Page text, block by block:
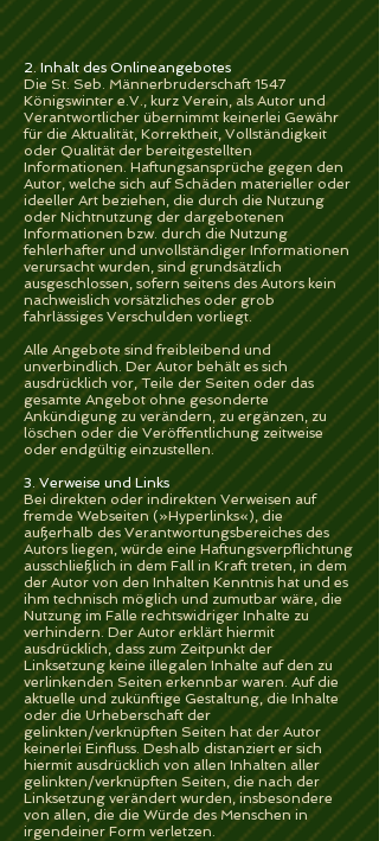
2. Inhalt des Onlineangebotes
Die St. Seb. Männerbruderschaft 1547
Königswinter e.V., kurz Verein, als Autor und
Verantwortlicher übernimmt keinerlei Gewähr
für die Aktualität, Korrektheit, Vollständigkeit
oder Qualität der bereitgestellten
Informationen. Haftungsansprüche gegen den
Autor, welche sich auf Schäden materieller oder
ideeller Art beziehen, die durch die Nutzung
oder Nichtnutzung der dargebotenen
Informationen bzw. durch die Nutzung
fehlerhafter und unvollständiger Informationen
verursacht wurden, sind grundsätzlich
ausgeschlossen, sofern seitens des Autors kein
nachweislich vorsätzliches oder grob
fahrlässiges Verschulden vorliegt.
Alle Angebote sind freibleibend und
unverbindlich. Der Autor behält es sich
ausdrücklich vor, Teile der Seiten oder das
gesamte Angebot ohne gesonderte
Ankündigung zu verändern, zu ergänzen, zu
löschen oder die Veröffentlichung zeitweise
oder endgültig einzustellen.
3. Verweise und Links
Bei direkten oder indirekten Verweisen auf
fremde Webseiten (»Hyperlinks«), die
außerhalb des Verantwortungsbereiches des
Autors liegen, würde eine Haftungsverpflichtung
ausschließlich in dem Fall in Kraft treten, in dem
der Autor von den Inhalten Kenntnis hat und es
ihm technisch möglich und zumutbar wäre, die
Nutzung im Falle rechtswidriger Inhalte zu
verhindern. Der Autor erklärt hiermit
ausdrücklich, dass zum Zeitpunkt der
Linksetzung keine illegalen Inhalte auf den zu
verlinkenden Seiten erkennbar waren. Auf die
aktuelle und zukünftige Gestaltung, die Inhalte
oder die Urheberschaft der
gelinkten/verknüpften Seiten hat der Autor
keinerlei Einfluss. Deshalb distanziert er sich
hiermit ausdrücklich von allen Inhalten aller
gelinkten/verknüpften Seiten, die nach der
Linksetzung verändert wurden, insbesondere
von allen, die die Würde des Menschen in
irgendeiner Form verletzen.